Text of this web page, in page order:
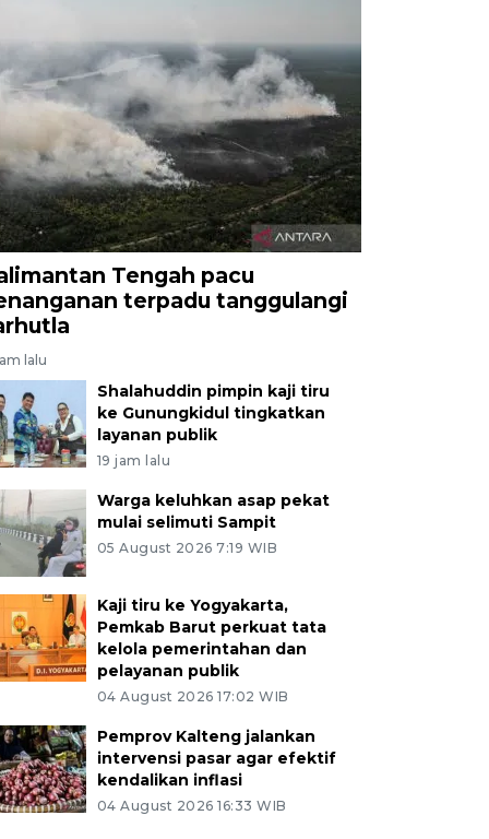
Tengah pacu
terpadu tanggulangi
lalu
Shalahuddin pimpin kaji tiru
ke Gunungkidul tingkatkan
layanan publik
19 jam lalu
Warga keluhkan asap pekat
mulai selimuti Sampit
05 August 2026 7:19 WIB
Kaji tiru ke Yogyakarta,
Pemkab Barut perkuat tata
kelola pemerintahan dan
pelayanan publik
04 August 2026 17:02 WIB
Pemprov Kalteng jalankan
intervensi pasar agar efektif
kendalikan inflasi
04 August 2026 16:33 WIB